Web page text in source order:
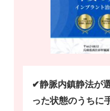
✔静脈内鎮静法が
った状態のうちに